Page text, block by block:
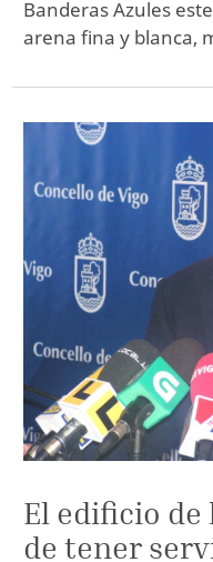
Banderas Azules
arena fina y blanca,
El edificio
de tener